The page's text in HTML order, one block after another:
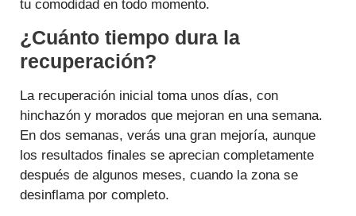
tu comodidad en todo momento.
¿Cuánto tiempo dura la
recuperación?
La recuperación inicial toma unos días, con
hinchazón y morados que mejoran en una semana.
En dos semanas, verás una gran mejoría, aunque
los resultados finales se aprecian completamente
después de algunos meses, cuando la zona se
desinflama por completo.